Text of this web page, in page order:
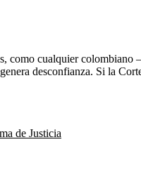
como cualquier
desconfianza. Si la
de Justicia